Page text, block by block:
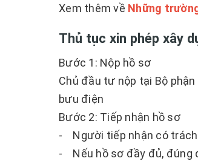
Xem thêm về Những
Thủ tục xin phép xây
Bước 1: Nộp hồ sơ
Chủ đầu tư nộp tại Bộ
bưu điện
Bước 2: Tiếp nhận hồ sơ
- Người tiếp nhận có trách
- Nếu hồ sơ đầy đủ, đúng